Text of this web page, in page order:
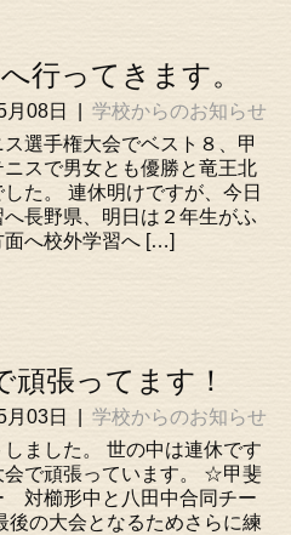
行ってきます。
月08日
学校からのお知らせ
選手権大会でベスト８、甲
スで男女とも優勝と竜王北
た。 連休明けですが、今日
長野県、明日は２年生がふ
面へ校外学習へ […]
頑張ってます！
月03日
学校からのお知らせ
ました。 世の中は連休です
会で頑張っています。 ☆甲斐
対櫛形中と八田中合同チー
後の大会となるためさらに練